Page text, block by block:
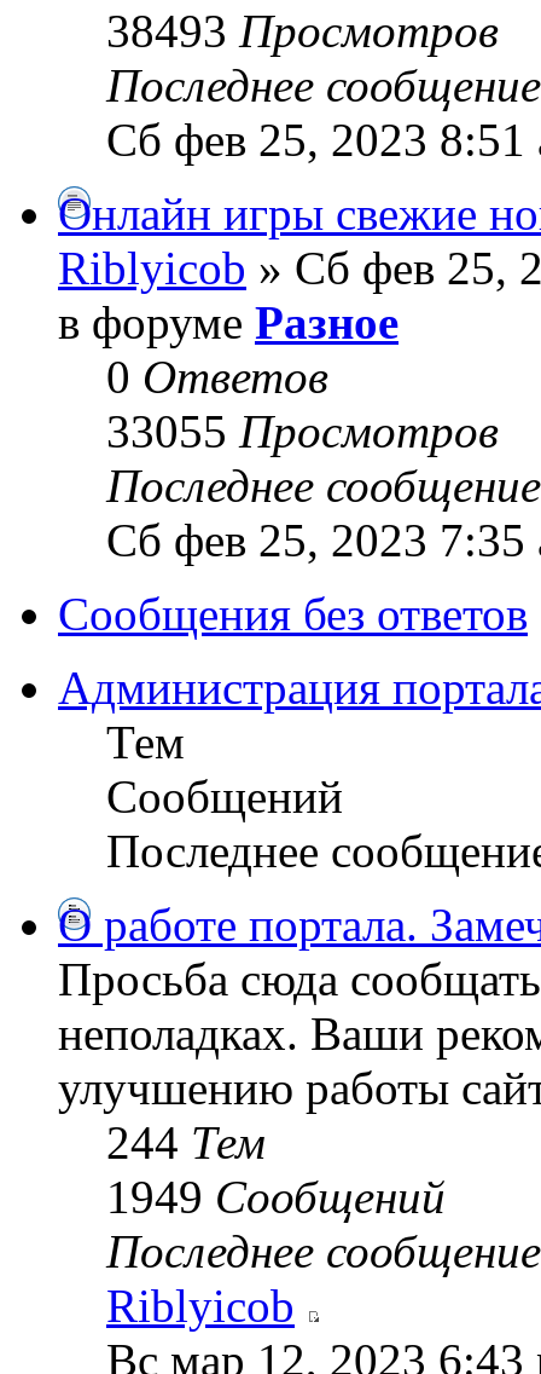
38493 Просмотров
Последнее
Сб фев 25, 2023 8:51
Онлайн игры свежие
Riblyicob » Сб фев 25,
в форуме Разное
0 Ответов
33055 Просмотров
Последнее
Сб фев 25, 2023 7:35
Сообщения без ответов
Администрация
Тем
Сообщений
Последнее
О работе портала.
Просьба сюда
неполадках. Ваши
улучшению работы
244 Тем
1949 Сообщений
Последнее сообщение
Riblyicob
Вс мар 12, 2023 6:43